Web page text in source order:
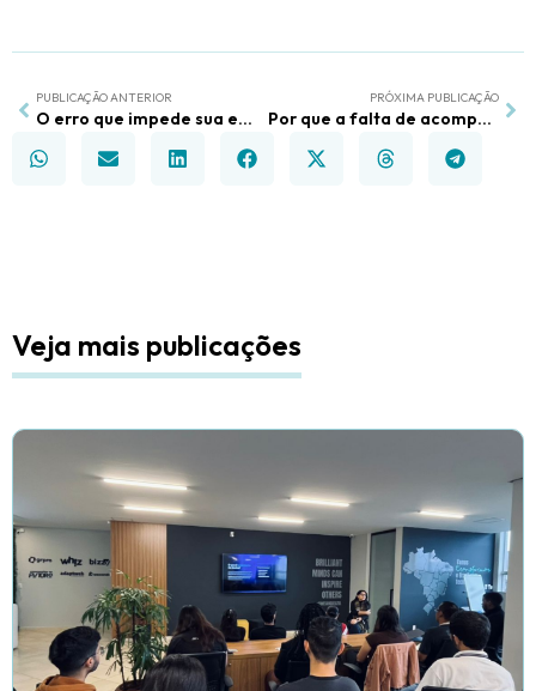
PUBLICAÇÃO ANTERIOR
O erro que impede sua empresa de transformar leads em faturamento previsível
PRÓXIMA PUBLICAÇÃO
Por que a falta de acompanhamento trava suas vendas e como resolver
Veja mais publicações